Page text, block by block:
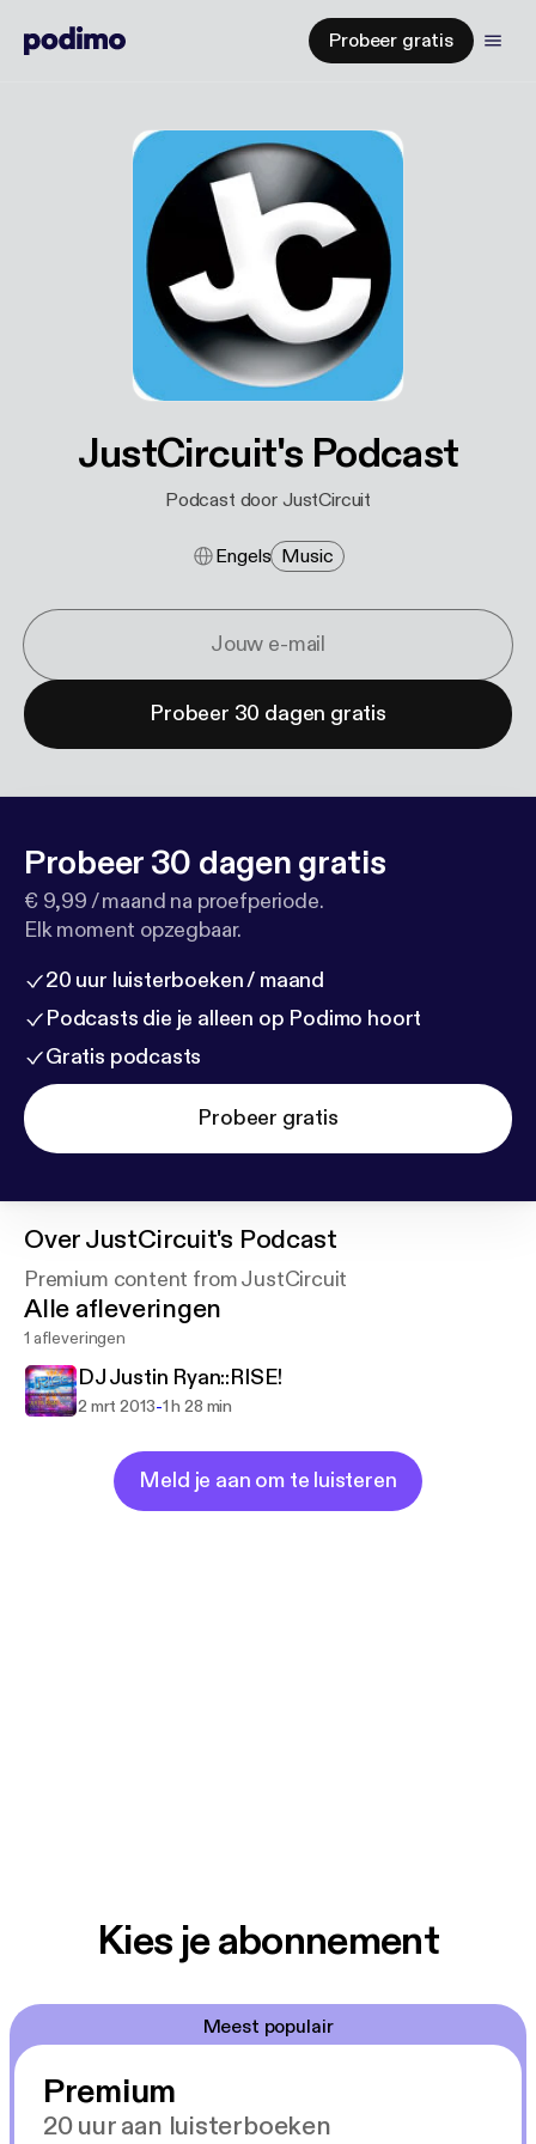
Probeer gratis
JustCircuit's Podcast
Podcast door JustCircuit
Engels Music
Probeer 30 dagen gratis
Probeer 30 dagen gratis
€ 9,99 / maand na proefperiode.
Elk moment opzegbaar.
20 uur luisterboeken / maand
Podcasts die je alleen op Podimo hoort
Gratis podcasts
Probeer gratis
OverJustCircuit's Podcast
Premium content from JustCircuit
Alle afleveringen
1 afleveringen
DJ Justin Ryan::RISE!
2 mrt 2013-1 h 28 min
Meld je aan om te luisteren
Kies je abonnement
Meest populair
Premium
20 uur aan luisterboeken